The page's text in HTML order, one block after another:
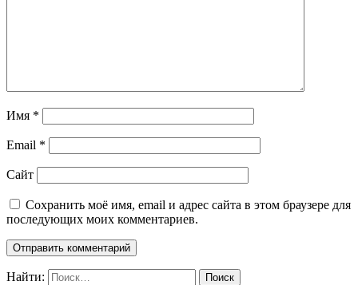
Имя *
Email *
Сайт
Сохранить моё имя, email и адрес сайта в этом браузере для
последующих моих комментариев.
Найти: